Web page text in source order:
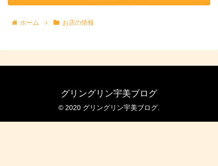
ホーム お店の情報
グリングリン宇美ブログ
© 2020 グリングリン宇美ブログ.